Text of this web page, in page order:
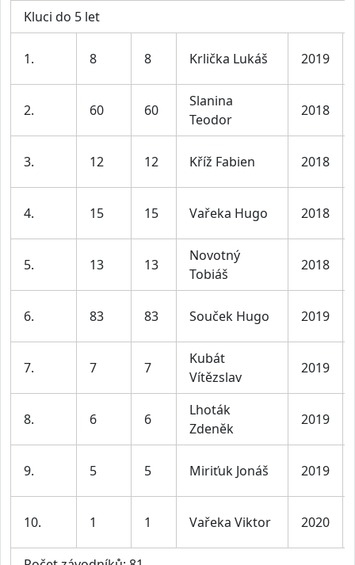
Kluci do 5 let
1. 8 8 Krlička Lukáš 2019
2. 60 60
Slanina
Teodor
2018
3. 12 12 Kříž Fabien 2018
4. 15 15 Vařeka Hugo 2018
5. 13 13
Novotný
Tobiáš
2018
6. 83 83 Souček Hugo 2019
7. 7 7
Kubát
Vítězslav
2019
8. 6 6
Lhoták
Zdeněk
2019
9. 5 5 Miriťuk Jonáš 2019
10. 1 1 Vařeka Viktor 2020